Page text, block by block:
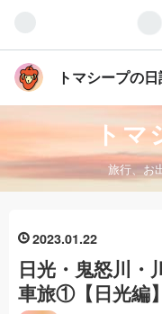
トマシープの
トマ
旅行、お
2023 01 22
日光・鬼怒川・
車旅①【日光編】